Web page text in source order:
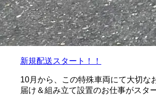
新規配送スタート！！
10月から、この特殊車両にて大切な
届け＆組み立て設置のお仕事がスタ